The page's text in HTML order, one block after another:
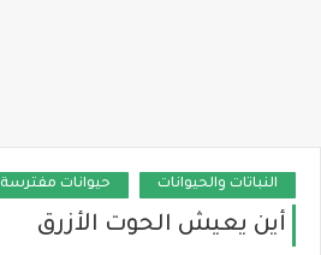
النباتات والحيوانات حيوانات مفترسة
أين يعيش الحوت الأزرق